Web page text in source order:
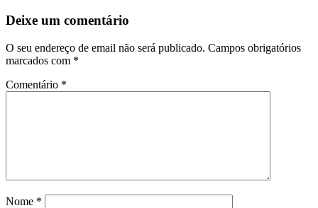
Deixe um comentário
O seu endereço de email não será publicado. Campos obrigatórios
marcados com *
Comentário *
Nome *